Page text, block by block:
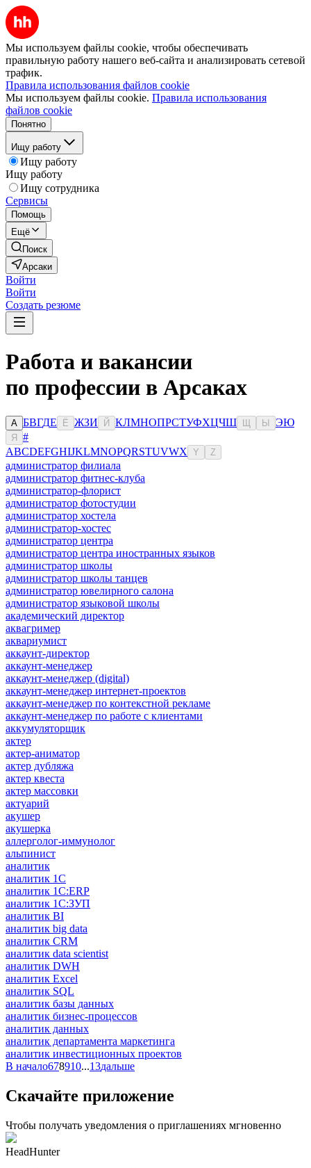
Мы используем файлы cookie, чтобы обеспечивать
правильную работу нашего веб-сайта и анализировать сетевой
трафик.
Правила использования файлов cookie
Мы используем файлы cookie. Правила использования
файлов cookie
Понятно
Ищу работу
Ищу работу
Ищу работу
Ищу сотрудника
Сервисы
Помощь
Ещё
Поиск
Арсаки
Войти
Войти
Создать резюме
Работа и вакансии
по профессии в Арсаках
А БВГДЕ Ё ЖЗИ Й КЛМНОПРСТУФХЦЧШ Ы ЭЮ
Я
#
ABCDEFGHIJKLMNOPQRSTUVWX Y Z
администратор филиала
администратор фитнес-клуба
администратор-флорист
администратор фотостудии
администратор хостела
администратор-хостес
администратор центра
администратор центра иностранных языков
администратор школы
администратор школы танцев
администратор ювелирного салона
администратор языковой школы
академический директор
аквагример
аквариумист
аккаунт-директор
аккаунт-менеджер
аккаунт-менеджер (digital)
аккаунт-менеджер интернет-проектов
аккаунт-менеджер по контекстной рекламе
аккаунт-менеджер по работе с клиентами
аккумуляторщик
актер
актер-аниматор
актер дубляжа
актер квеста
актер массовки
актуарий
акушер
акушерка
аллерголог-иммунолог
альпинист
аналитик
аналитик 1C
аналитик 1С:ERP
аналитик 1С:ЗУП
аналитик BI
аналитик big data
аналитик CRM
аналитик data scientist
аналитик DWH
аналитик Excel
аналитик SQL
аналитик базы данных
аналитик бизнес-процессов
аналитик данных
аналитик департамента маркетинга
аналитик инвестиционных проектов
В начало678910...13дальше
Скачайте приложение
Чтобы получать уведомления о приглашениях мгновенно
HeadHunter